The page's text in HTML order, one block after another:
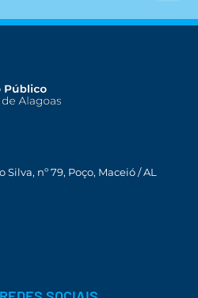
Silva, nº 79, Poço, Maceió / AL